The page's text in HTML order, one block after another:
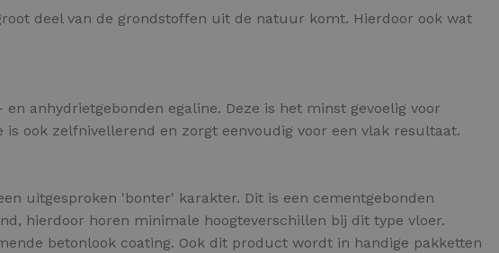
deel van de grondstoffen uit de natuur komt. Hierdoor ook wat
anhydrietgebonden egaline. Deze is het minst gevoelig voor
ook zelfnivellerend en zorgt eenvoudig voor een vlak resultaat.
uitgesproken 'bonter' karakter. Dit is een cementgebonden
hierdoor horen minimale hoogteverschillen bij dit type vloer.
betonlook coating. Ook dit product wordt in handige pakketten